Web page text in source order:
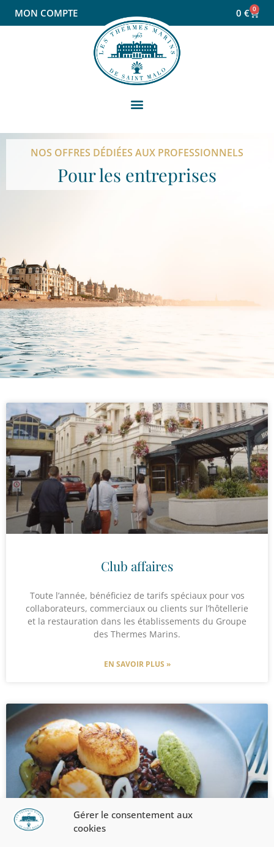
Gérer le consentement aux
cookies
MON COMPTE 0 € 0
NOS OFFRES DÉDIÉES AUX PROFESSIONNELS
Pour les entreprises
Club affaires
Toute l’année, bénéficiez de tarifs spéciaux pour vos
collaborateurs, commerciaux ou clients sur l’hôtellerie
et la restauration dans les établissements du Groupe
des Thermes Marins.
EN SAVOIR PLUS »